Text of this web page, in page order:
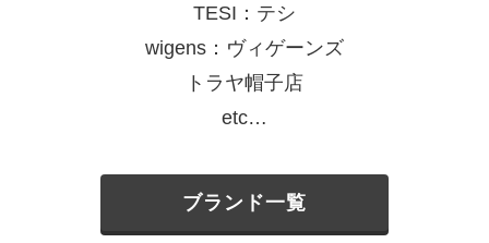
TESI：テシ
wigens：ヴィゲーンズ
トラヤ帽子店
etc…
ブランド一覧